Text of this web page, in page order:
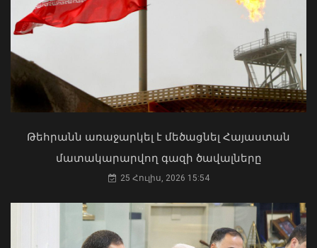
Երևանին և մարզերին վերջին մեկ
տարում որքա՞ն այգի, զբոսայգի,
ՀՀ երկաթուղին ազգային
ռազմավարական սեփականություն է
և պետք է կառավարվի ՀՀ
Բաբաջանյան
31 Հուլիս, 2026 12:08
Թեհրանն առաջարկել է մեծացնել Հայաստան
մատակարարվող գազի ծավալները
25 Հուլիս, 2026 15:54